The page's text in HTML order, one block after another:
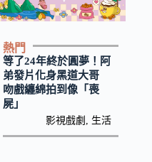
熱門
等了24年終於圓夢！阿
弟發片化身黑道大哥
吻戲纏綿拍到像「喪
屍」
影視戲劇 生活